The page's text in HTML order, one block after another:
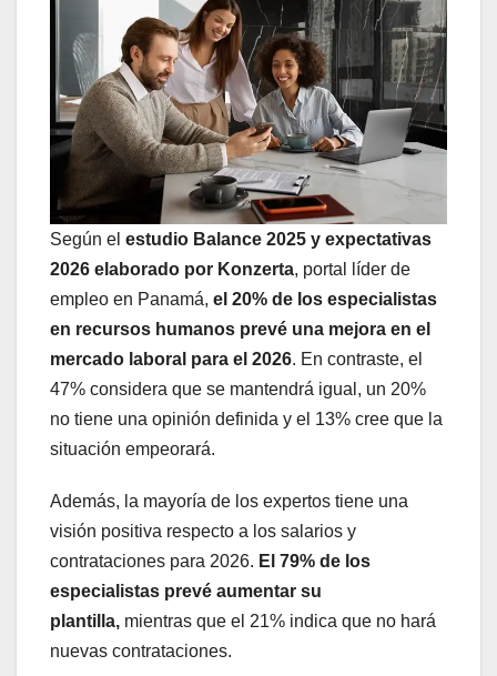
Según el estudio Balance 2025 y expectativas
2026 elaborado por Konzerta, portal líder de
empleo en Panamá, el 20% de los especialistas
en recursos humanos prevé una mejora en el
mercado laboral para el 2026. En contraste, el
47% considera que se mantendrá igual, un 20%
no tiene una opinión definida y el 13% cree que la
situación empeorará.
Además, la mayoría de los expertos tiene una
visión positiva respecto a los salarios y
contrataciones para 2026. El 79% de los
especialistas prevé aumentar su
plantilla, mientras que el 21% indica que no hará
nuevas contrataciones.